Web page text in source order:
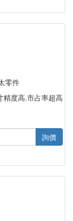
零件
精度高.市占率超高
詢價